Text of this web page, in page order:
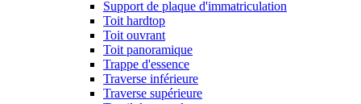
Support de plaque d'immatriculation
Toit hardtop
Toit ouvrant
Toit panoramique
Trappe d'essence
Traverse inférieure
Traverse supérieure